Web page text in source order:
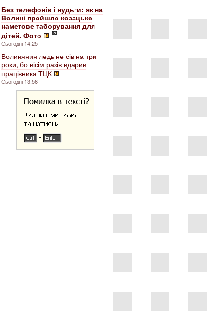
Без телефонів і нудьги: як на
Волині пройшло козацьке
наметове таборування для
дітей. Фото
Сьогодні 14:25
Волинянин ледь не сів на три
роки, бо вісім разів вдарив
працівника ТЦК
Сьогодні 13:56